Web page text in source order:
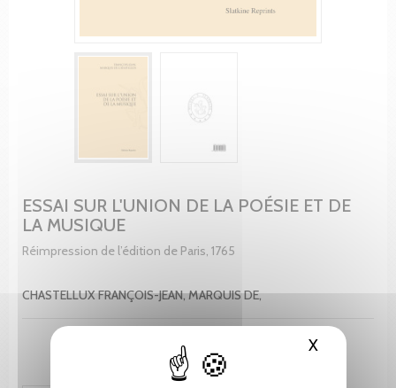
XMasquer
ESSAI SUR L'UNION DE LA POÉSIE ET DE
LA MUSIQUE
Réimpression de l’édition de Paris, 1765
CHASTELLUX FRANÇOIS-JEAN, MARQUIS DE,